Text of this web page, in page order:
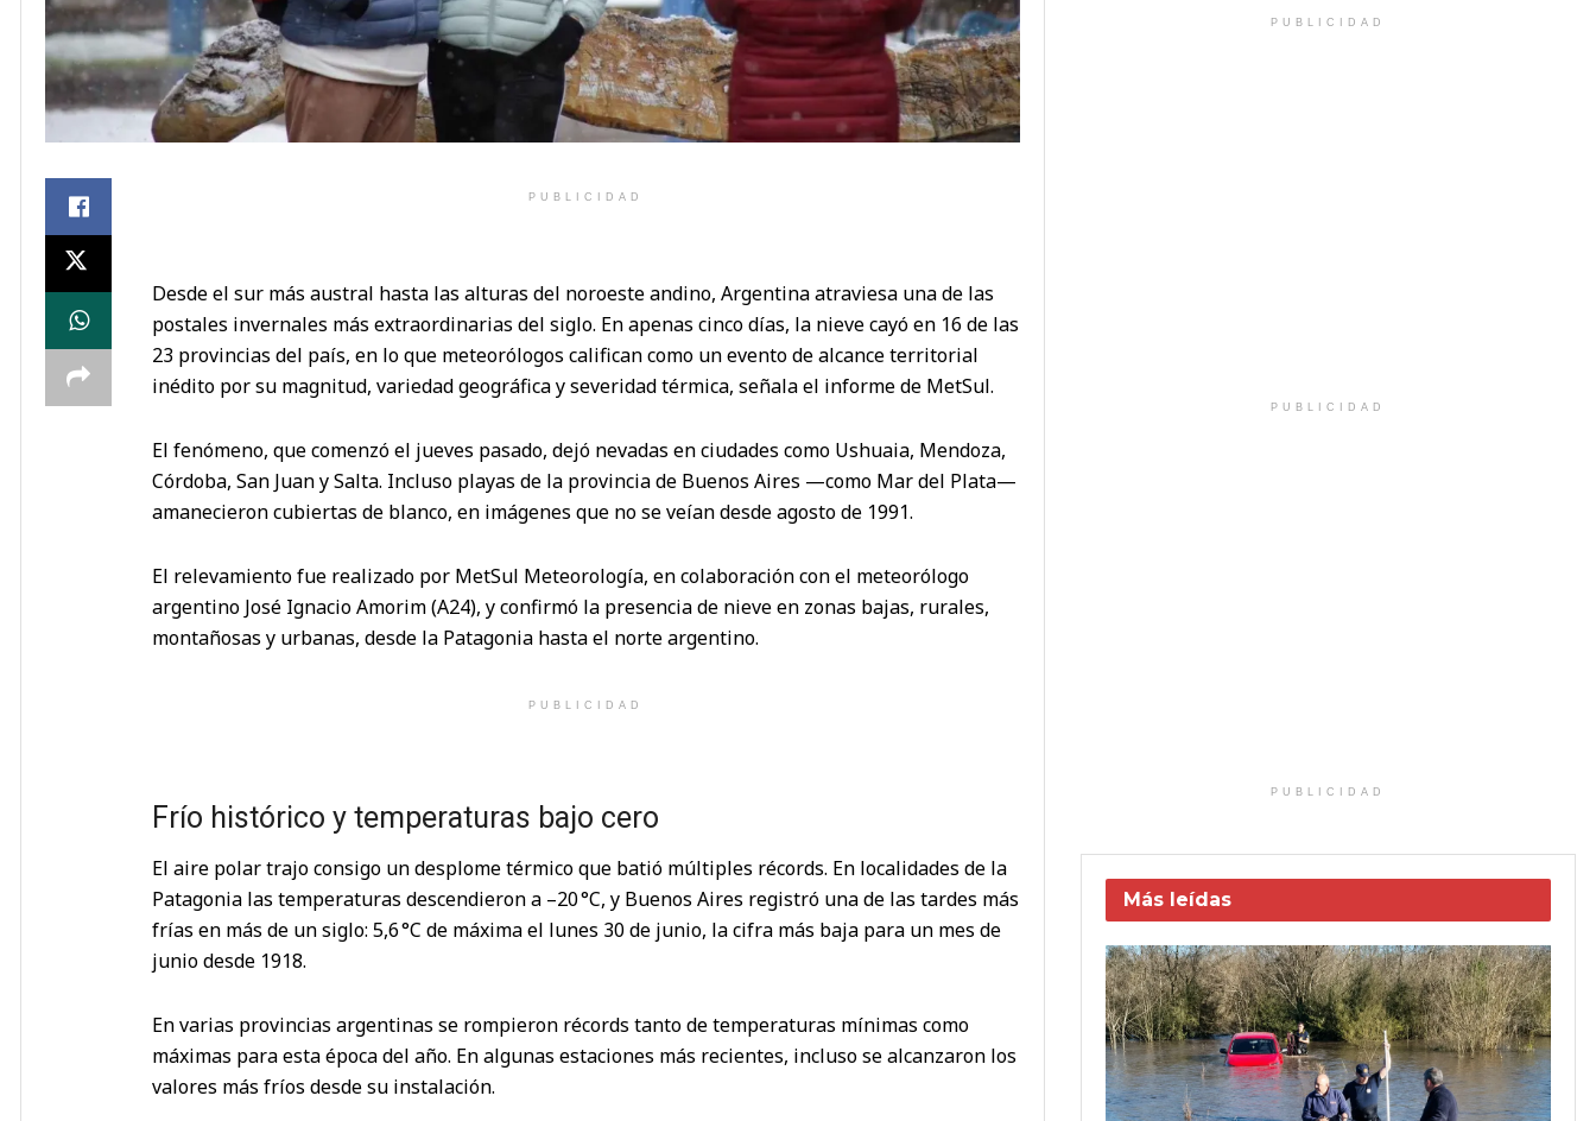
PUBLICIDAD
Desde el sur más austral hasta las alturas del noroeste andino, Argentina atraviesa una de las
postales invernales más extraordinarias del siglo. En apenas cinco días, la nieve cayó en 16 de las
23 provincias del país, en lo que meteorólogos califican como un evento de alcance territorial
inédito por su magnitud, variedad geográfica y severidad térmica, señala el informe de MetSul.
El fenómeno, que comenzó el jueves pasado, dejó nevadas en ciudades como Ushuaia, Mendoza,
Córdoba, San Juan y Salta. Incluso playas de la provincia de Buenos Aires —como Mar del Plata—
amanecieron cubiertas de blanco, en imágenes que no se veían desde agosto de 1991.
El relevamiento fue realizado por MetSul Meteorología, en colaboración con el meteorólogo
argentino José Ignacio Amorim (A24), y confirmó la presencia de nieve en zonas bajas, rurales,
montañosas y urbanas, desde la Patagonia hasta el norte argentino.
PUBLICIDAD
Frío histórico y temperaturas bajo cero
El aire polar trajo consigo un desplome térmico que batió múltiples récords. En localidades de la
Patagonia las temperaturas descendieron a –20 °C, y Buenos Aires registró una de las tardes más
frías en más de un siglo: 5,6 °C de máxima el lunes 30 de junio, la cifra más baja para un mes de
junio desde 1918.
En varias provincias argentinas se rompieron récords tanto de temperaturas mínimas como
máximas para esta época del año. En algunas estaciones más recientes, incluso se alcanzaron los
valores más fríos desde su instalación.
PUBLICIDAD
PUBLICIDAD
PUBLICIDAD
Más leídas